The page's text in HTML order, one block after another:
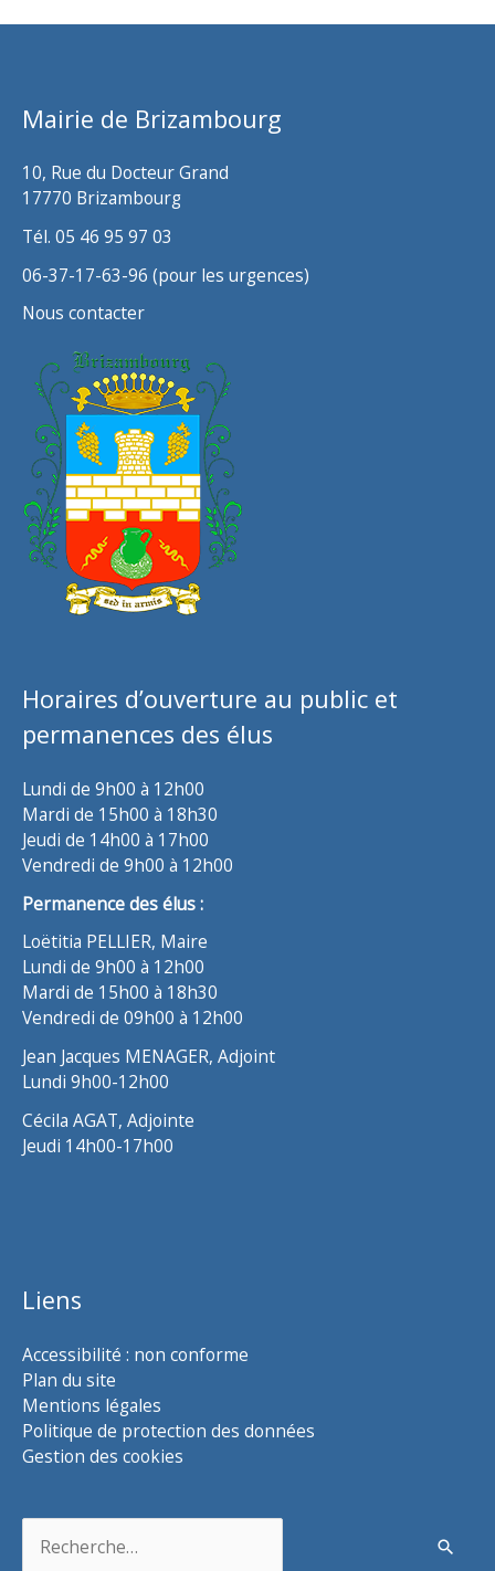
h
Mairie de Brizambourg
10, Rue du Docteur Grand
17770 Brizambourg
Tél. 05 46 95 97 03
06-37-17-63-96 (pour les urgences)
Nous contacter
Horaires d’ouverture au public et
permanences des élus
Lundi de 9h00 à 12h00
Mardi de 15h00 à 18h30
Jeudi de 14h00 à 17h00
Vendredi de 9h00 à 12h00
Permanence des élus :
Loëtitia PELLIER, Maire
Lundi de 9h00 à 12h00
Mardi de 15h00 à 18h30
Vendredi de 09h00 à 12h00
Jean Jacques MENAGER, Adjoint
Lundi 9h00-12h00
Cécila AGAT, Adjointe
Jeudi 14h00-17h00
Liens
Accessibilité : non conforme
Plan du site
Mentions légales
Politique de protection des données
Gestion des cookies